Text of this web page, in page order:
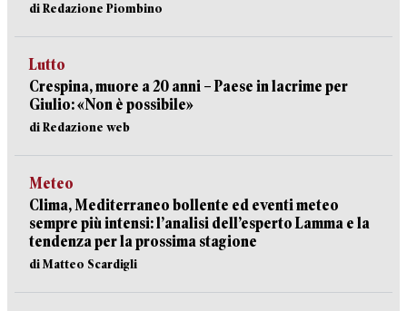
di Redazione Piombino
Lutto
Crespina, muore a 20 anni – Paese in lacrime per
Giulio: «Non è possibile»
di Redazione web
Meteo
Clima, Mediterraneo bollente ed eventi meteo
sempre più intensi: l’analisi dell’esperto Lamma e la
tendenza per la prossima stagione
di Matteo Scardigli